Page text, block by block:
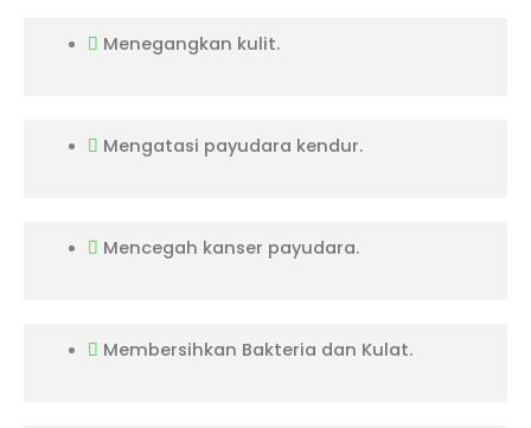
Menegangkan kulit.
Mengatasi payudara kendur.
Mencegah kanser payudara.
Membersihkan Bakteria dan Kulat.